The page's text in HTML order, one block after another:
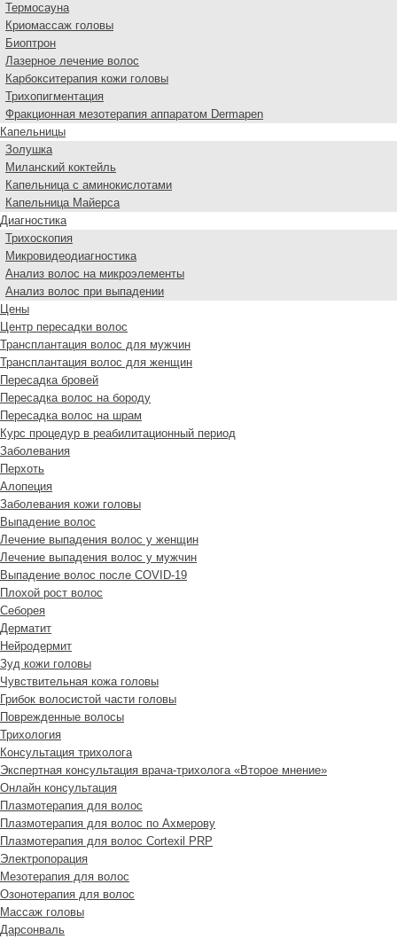
Термосауна
Криомассаж головы
Биоптрон
Лазерное лечение волос
Карбокситерапия кожи головы
Трихопигментация
Фракционная мезотерапия аппаратом Dermapen
Капельницы
Золушка
Миланский коктейль
Капельница с аминокислотами
Капельница Майерса
Диагностика
Трихоскопия
Микровидеодиагностика
Анализ волос на микроэлементы
Анализ волос при выпадении
Цены
Центр пересадки волос
Трансплантация волос для мужчин
Трансплантация волос для женщин
Пересадка бровей
Пересадка волос на бороду
Пересадка волос на шрам
Курс процедур в реабилитационный период
Заболевания
Перхоть
Алопеция
Заболевания кожи головы
Выпадение волос
Лечение выпадения волос у женщин
Лечение выпадения волос у мужчин
Выпадение волос после COVID-19
Плохой рост волос
Cеборея
Дерматит
Нейродермит
Зуд кожи головы
Чувствительная кожа головы
Грибок волосистой части головы
Поврежденные волосы
Трихология
Консультация трихолога
Экспертная консультация врача-трихолога «Второе мнение»
Онлайн консультация
Плазмотерапия для волос
Плазмотерапия для волос по Ахмерову
Плазмотерапия для волос Cortexil PRP
Электропорация
Мезотерапия для волос
Озонотерапия для волос
Массаж головы
Дарсонваль